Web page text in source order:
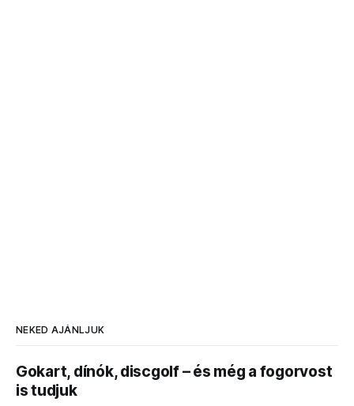
NEKED AJÁNLJUK
Gokart, dínók, discgolf – és még a fogorvost
is tudjuk